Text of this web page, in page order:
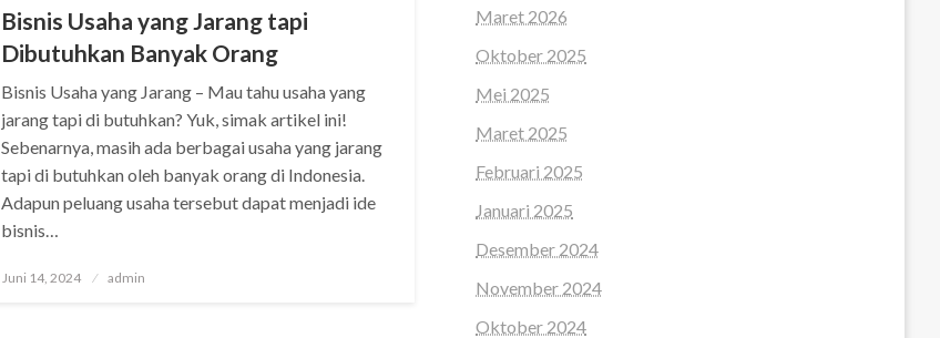
Bisnis Usaha yang Jarang tapi
Dibutuhkan Banyak Orang
Bisnis Usaha yang Jarang – Mau tahu usaha yang
jarang tapi di butuhkan? Yuk, simak artikel ini!
Sebenarnya, masih ada berbagai usaha yang jarang
tapi di butuhkan oleh banyak orang di Indonesia.
Adapun peluang usaha tersebut dapat menjadi ide
bisnis…
Posted
Juni 14, 2024 admin
Maret 2026
Oktober 2025
Mei 2025
Maret 2025
Februari 2025
Januari 2025
Desember 2024
November 2024
Oktober 2024